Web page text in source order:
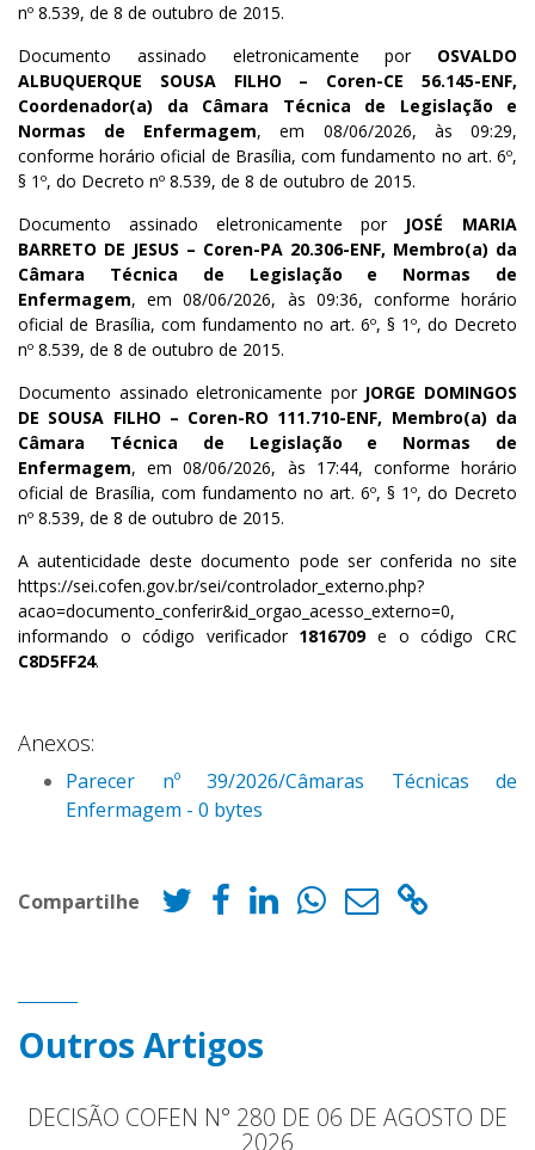
nº 8.539, de 8 de outubro de 2015.
Documento assinado eletronicamente por OSVALDO
ALBUQUERQUE SOUSA FILHO – Coren-CE 56.145-ENF,
Coordenador(a) da Câmara Técnica de Legislação e
Normas de Enfermagem, em 08/06/2026, às 09:29,
conforme horário oficial de Brasília, com fundamento no art. 6º,
§ 1º, do Decreto nº 8.539, de 8 de outubro de 2015.
Documento assinado eletronicamente por
JOSÉ MARIA
BARRETO DE JESUS – Coren-PA 20.306-ENF, Membro(a) da
Câmara Técnica de Legislação e Normas de
Enfermagem, em 08/06/2026, às 09:36, conforme horário
oficial de Brasília, com fundamento no art. 6º, § 1º, do Decreto
nº 8.539, de 8 de outubro de 2015.
Documento assinado eletronicamente por JORGE DOMINGOS
DE SOUSA FILHO – Coren-RO 111.710-ENF, Membro(a) da
Câmara Técnica de Legislação e Normas de
Enfermagem, em 08/06/2026, às 17:44, conforme horário
oficial de Brasília, com fundamento no art. 6º, § 1º, do Decreto
nº 8.539, de 8 de outubro de 2015.
A autenticidade deste documento pode ser conferida no site
https://sei.cofen.gov.br/sei/controlador_externo.php?
acao=documento_conferir&id_orgao_acesso_externo=0,
informando o código verificador 1816709e o código CRC
C8D5FF24.
Anexos:
Parecer nº 39/2026/Câmaras Técnicas de
Enfermagem - 0 bytes
Compartilhe
Outros Artigos
DECISÃO COFEN N° 280 DE 06 DE AGOSTO DE
2026